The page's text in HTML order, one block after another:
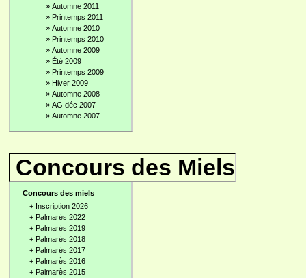
» Automne 2011
» Printemps 2011
» Automne 2010
» Printemps 2010
» Automne 2009
» Été 2009
» Printemps 2009
» Hiver 2009
» Automne 2008
» AG déc 2007
» Automne 2007
Concours des Miels
Concours des miels
+ Inscription 2026
+ Palmarès 2022
+ Palmarès 2019
+ Palmarès 2018
+ Palmarès 2017
+ Palmarès 2016
+ Palmarès 2015